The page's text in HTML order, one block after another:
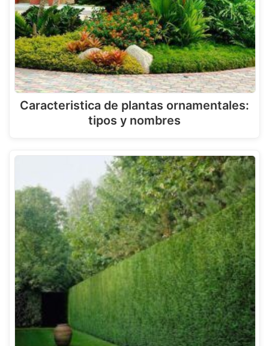
Caracteristica de plantas ornamentales:
tipos y nombres